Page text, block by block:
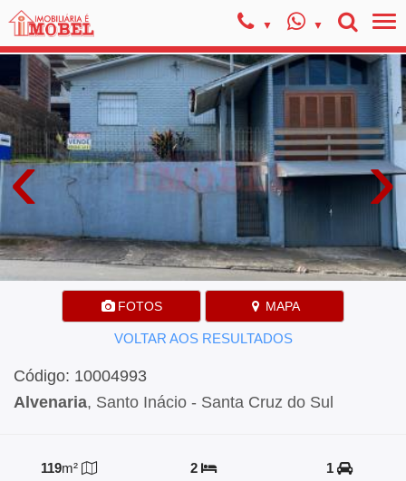
‹ ›
FOTOS MAPA
VOLTAR AOS RESULTADOS
Código: 10004993
Alvenaria, Santo Inácio - Santa Cruz do Sul
119m²
2
1